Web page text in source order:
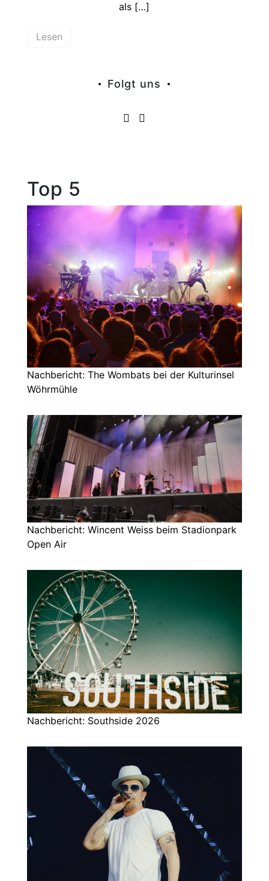
als […]
Lesen
Folgt uns
Top 5
Nachbericht: The Wombats bei der Kulturinsel
Wöhrmühle
Nachbericht: Wincent Weiss beim Stadionpark
Open Air
Nachbericht: Southside 2026